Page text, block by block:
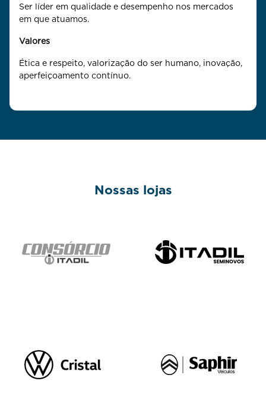
Ser líder em qualidade e desempenho nos mercados
em que atuamos.
Valores
Ética e respeito, valorização do ser humano, inovação,
aperfeiçoamento contínuo.
Nossas lojas